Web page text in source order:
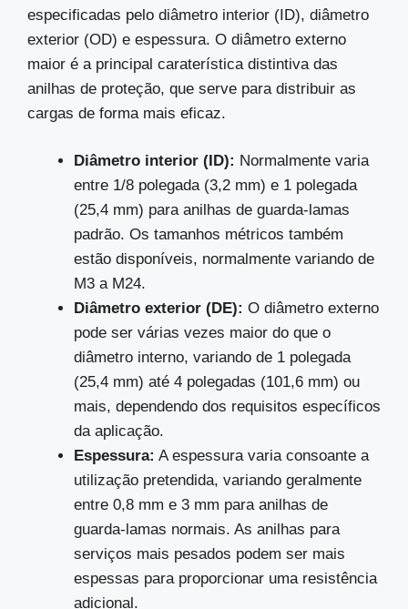
especificadas pelo diâmetro interior (ID), diâmetro
exterior (OD) e espessura. O diâmetro externo
maior é a principal caraterística distintiva das
anilhas de proteção, que serve para distribuir as
cargas de forma mais eficaz.
Diâmetro interior (ID): Normalmente varia
entre 1/8 polegada (3,2 mm) e 1 polegada
(25,4 mm) para anilhas de guarda-lamas
padrão. Os tamanhos métricos também
estão disponíveis, normalmente variando de
M3 a M24.
Diâmetro exterior (DE): O diâmetro externo
pode ser várias vezes maior do que o
diâmetro interno, variando de 1 polegada
(25,4 mm) até 4 polegadas (101,6 mm) ou
mais, dependendo dos requisitos específicos
da aplicação.
Espessura: A espessura varia consoante a
utilização pretendida, variando geralmente
entre 0,8 mm e 3 mm para anilhas de
guarda-lamas normais. As anilhas para
serviços mais pesados podem ser mais
espessas para proporcionar uma resistência
adicional.